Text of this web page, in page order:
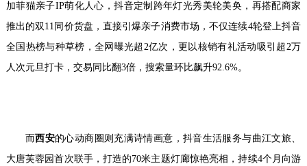
加菲猫亲子IP萌化人心，抖音定制跨年灯光秀美轮美奂，再搭配商家
推出的双11同价货盘，直接引爆亲子消费市场，不仅连续4轮登上抖音
全国热榜与种草榜，全网曝光超2亿次，更以核销有礼活动吸引超2万
人次元旦打卡，交易同比翻3倍，搜索量环比飙升92.6%。
而西安的心动商圈则充满诗情画意，抖音生活服务与曲江文旅、
大唐芙蓉园首次联手，打造的70米主题灯廊惊艳亮相，持续4个月向游